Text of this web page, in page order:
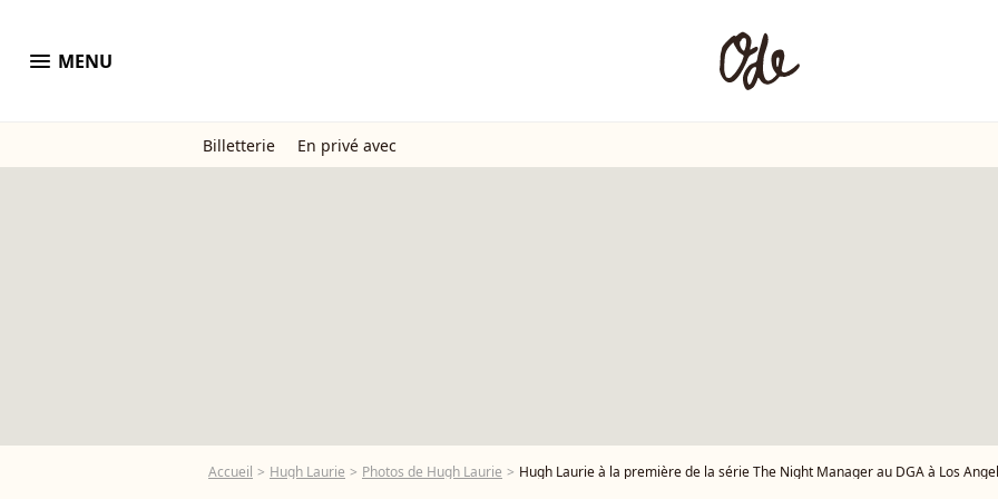
menu MENU
Billetterie En privé avec
Accueil Hugh Laurie Photos de Hugh Laurie Hugh Laurie à la première de la série The Night Manager au DGA à Los